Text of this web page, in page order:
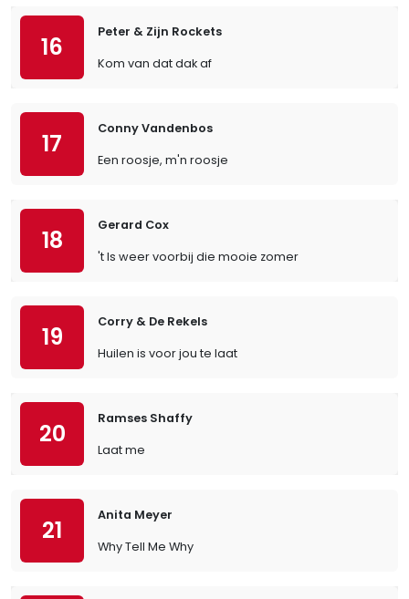
16
Peter & Zijn Rockets
Kom van dat dak af
17
Conny Vandenbos
Een roosje, m'n roosje
18
Gerard Cox
't Is weer voorbij die mooie zomer
19
Corry & De Rekels
Huilen is voor jou te laat
20
Ramses Shaffy
Laat me
21
Anita Meyer
Why Tell Me Why